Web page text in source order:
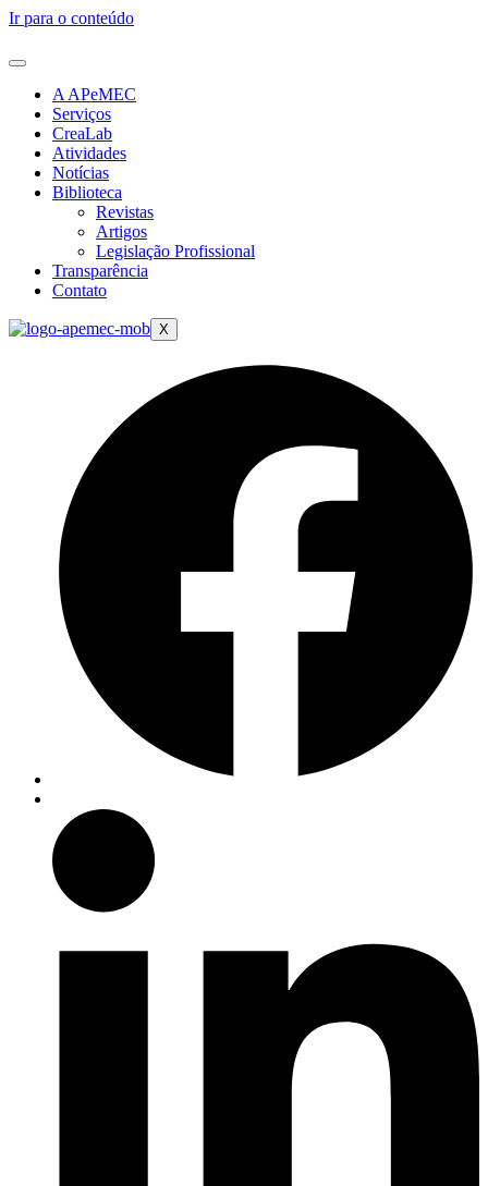
Ir para o conteúdo
A APeMEC
Serviços
CreaLab
Atividades
Notícias
Biblioteca
Revistas
Artigos
Legislação Profissional
Transparência
Contato
X